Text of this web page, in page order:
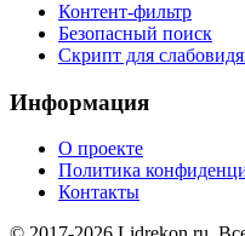
Контент-фильтр
Безопасный поиск
Скрипт для
Информация
О проекте
Политика
Контакты